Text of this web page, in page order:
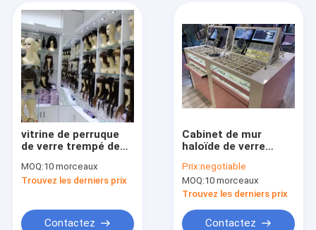
Des produits
Au sujet de nous
Visite d'usine
Contrôle de qualité
Demandez une citation
vitrine de perruque
de verre trempé de
réglable
MOQ:10 morceaux
Trouvez les derniers prix
Contactez
Cabinet de mur
haloïde de verre
de rangement 8mm
de monocle en métal
Prix:negotiable
MOQ:10 morceaux
Trouvez les derniers prix
Contactez